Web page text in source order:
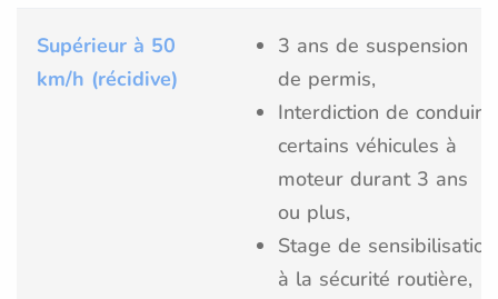
Supérieur à 50
km/h (récidive)
3 ans de suspension
de permis,
Interdiction de conduire
certains véhicules à
moteur durant 3 ans
ou plus,
Stage de sensibilisation
à la sécurité routière,